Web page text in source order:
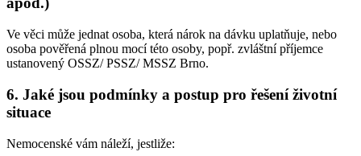
Ve věci může jednat osoba, která nárok na dávku uplatňuje, nebo
osoba pověřená plnou mocí této osoby, popř. zvláštní příjemce
ustanovený OSSZ/ PSSZ/ MSSZ Brno.
6. Jaké jsou podmínky a postup pro řešení životní
situace
Nemocenské vám náleží, jestliže: